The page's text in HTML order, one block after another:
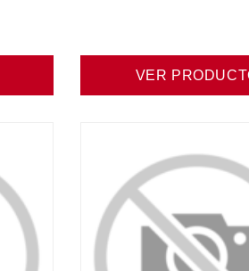
VER